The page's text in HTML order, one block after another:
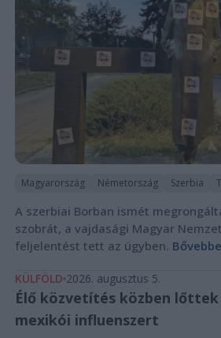
Magyarország Németország Szerbia
A szerbiai Borban ismét
szobrát, a vajdasági Magyar
feljelentést tett az ügyben.
KÜLFÖLD 2026. augusztus 5.
Élő közvetítés közben
mexikói influenszert